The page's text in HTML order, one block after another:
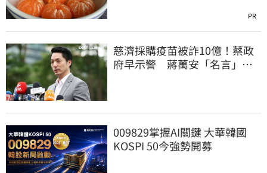
PR
慈濟採購疫苗被詐10億！蔡政
府早示警 蔣萬安「名言」翻
009829掌握AI關鍵 大華韓國
KOSPI 50今強勢開募